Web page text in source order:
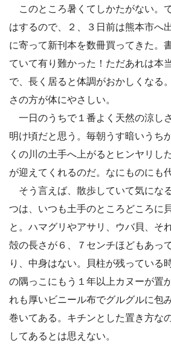
このところ暑くてしかたがない。
はするので、２、３日前は熊本市へ
に寄って新刊本を数冊買ってきた。
ていて有り難かった！ただあれは本
で、長く居ると体調がおかしくなる
さの方が体にやさしい。
一日のうちで１番よく天然の涼し
明け頃だと思う。毎朝うす暗いうち
くの川の土手へ上がるとヒンヤリし
が迎えてくれるのだ。なにものにも
そう言えば、散歩していて気にな
つは、いつも土手のところどころに
と。ハマグリやアサリ、ウバ貝、そ
殻の長さが６、７センチほどもあっ
り、中身はない。貝柱が残っている
の隅っこにもう１年以上カヌーが置
れも厚いビニール布でグルグルに包
巻いてある。キチンとした置き方な
してあるとは思えない。